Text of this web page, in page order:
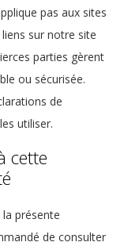
pas aux sites
sur notre site
parties gèrent
ou sécurisée.
de
utiliser.
cette
présente
de consulter